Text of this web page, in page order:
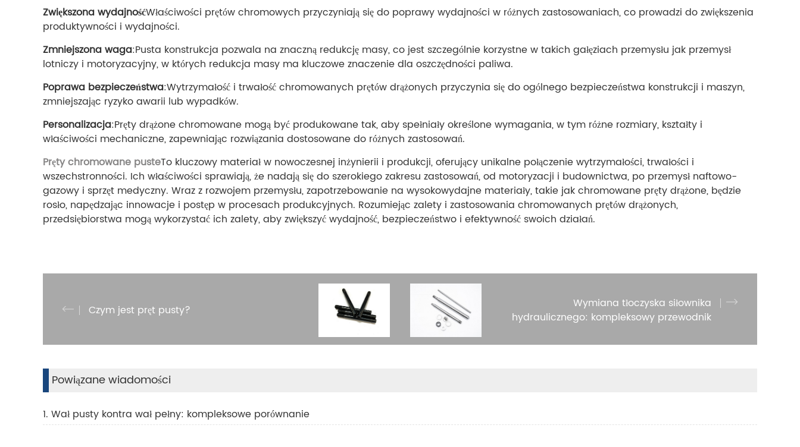
Zwiększona wydajnośćWłaściwości prętów chromowych przyczyniają się do poprawy wydajności w różnych zastosowaniach, co prowadzi do zwiększenia
produktywności i wydajności.
Zmniejszona waga:Pusta konstrukcja pozwala na znaczną redukcję masy, co jest szczególnie korzystne w takich gałęziach przemysłu jak przemysł
lotniczy i motoryzacyjny, w których redukcja masy ma kluczowe znaczenie dla oszczędności paliwa.
Poprawa bezpieczeństwa:Wytrzymałość i trwałość chromowanych prętów drążonych przyczynia się do ogólnego bezpieczeństwa konstrukcji i maszyn,
zmniejszając ryzyko awarii lub wypadków.
Personalizacja:Pręty drążone chromowane mogą być produkowane tak, aby spełniały określone wymagania, w tym różne rozmiary, kształty i
właściwości mechaniczne, zapewniając rozwiązania dostosowane do różnych zastosowań.
Pręty chromowane pusteTo kluczowy materiał w nowoczesnej inżynierii i produkcji, oferujący unikalne połączenie wytrzymałości, trwałości i
wszechstronności. Ich właściwości sprawiają, że nadają się do szerokiego zakresu zastosowań, od motoryzacji i budownictwa, po przemysł naftowo-
gazowy i sprzęt medyczny. Wraz z rozwojem przemysłu, zapotrzebowanie na wysokowydajne materiały, takie jak chromowane pręty drążone, będzie
rosło, napędzając innowacje i postęp w procesach produkcyjnych. Rozumiejąc zalety i zastosowania chromowanych prętów drążonych,
przedsiębiorstwa mogą wykorzystać ich zalety, aby zwiększyć wydajność, bezpieczeństwo i efektywność swoich działań.
Czym jest pręt pusty?
Wymiana tłoczyska siłownika
hydraulicznego: kompleksowy przewodnik
Powiązane wiadomości
1. Wał pusty kontra wał pełny: kompleksowe porównanie